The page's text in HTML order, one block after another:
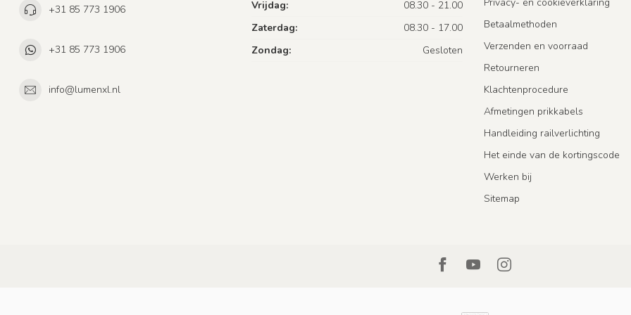
+31 85 773 1906
+31 85 773 1906
info@lumenxl.nl
Vrijdag:
08.30 - 21.00
Zaterdag:
08.30 - 17.00
Zondag:
Gesloten
Betaalmethoden
Verzenden en voorraad
Retourneren
Klachtenprocedure
Afmetingen prikkabels
Handleiding railverlichting
Het einde van de kortingscode
Werken bij
Sitemap